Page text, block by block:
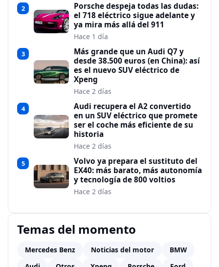
2
Porsche despeja todas las dudas:
el 718 eléctrico sigue adelante y
ya mira más allá del 911
Hace 1 día
3
Más grande que un Audi Q7 y
desde 38.500 euros (en China): así
es el nuevo SUV eléctrico de
Xpeng
Hace 2 días
4
Audi recupera el A2 convertido
en un SUV eléctrico que promete
ser el coche más eficiente de su
historia
Hace 2 días
5
Volvo ya prepara el sustituto del
EX40: más barato, más autonomía
y tecnología de 800 voltios
Hace 2 días
Temas del momento
Mercedes Benz Noticias del motor
BMW